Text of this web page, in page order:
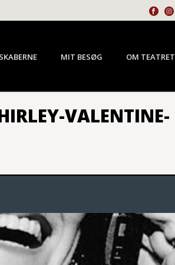
MIT BESØG OM TEATRET
VALENTINE-